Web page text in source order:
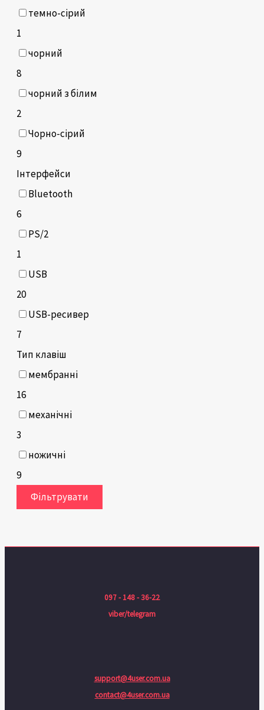
темно-сірий
1
чорний
8
чорний з білим
2
Чорно-сірий
9
Інтерфейси
Bluetooth
6
PS/2
1
USB
20
USB-ресивер
7
Тип клавіш
мембранні
16
механічні
3
ножичні
9
Фільтрувати
097 - 148 - 36-22
viber/telegram
support@4user.com.ua
contact@4user.com.ua